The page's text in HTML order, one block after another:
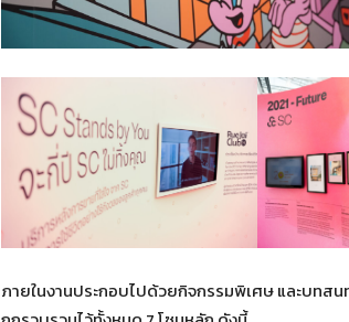
ภายในงานประกอบไปด้วยกิจกรรมพิเศษ และบท